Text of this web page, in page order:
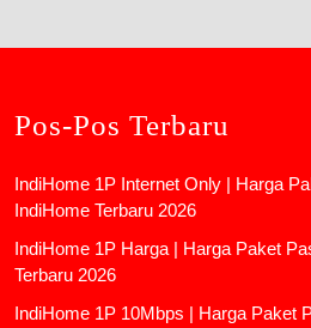
Pos-Pos Terbaru
IndiHome 1P Internet Only | Harga
IndiHome Terbaru 2026
IndiHome 1P Harga | Harga Paket
Terbaru 2026
IndiHome 1P 10Mbps | Harga Paket